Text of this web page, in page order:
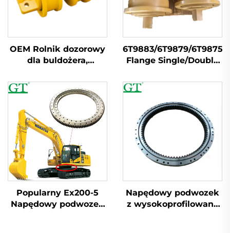
OEM Rolnik dozorowy
dla buldożera,
E320 EC210 D6D D85
D7G D65
6T9883/6T9879/6T9875/
Flange Single/Double
Popularny Ex200-5
Napędowy podwozek
Napędowy podwozek
z wysokoprofilowaną